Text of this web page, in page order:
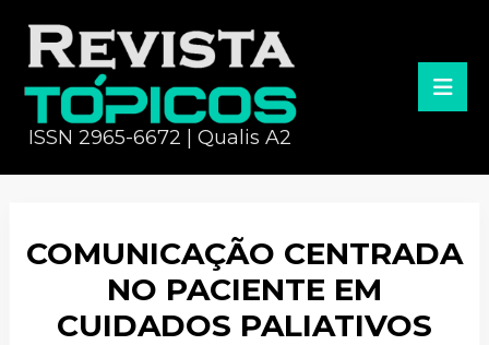
ISSN 2965-6672 | Qualis A2
COMUNICAÇÃO CENTRADA
NO PACIENTE EM
CUIDADOS PALIATIVOS